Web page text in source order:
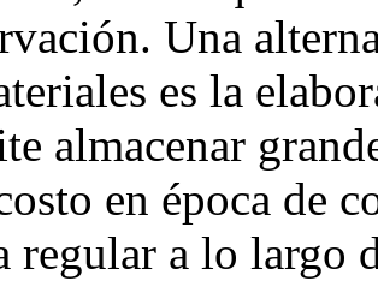
Una
es la
almacenar
en época de
regular a lo largo